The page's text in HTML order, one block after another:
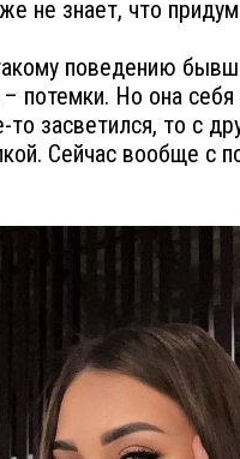
не знает, что
поведению
потемки. Но она
засветился, то с
Сейчас вообще с